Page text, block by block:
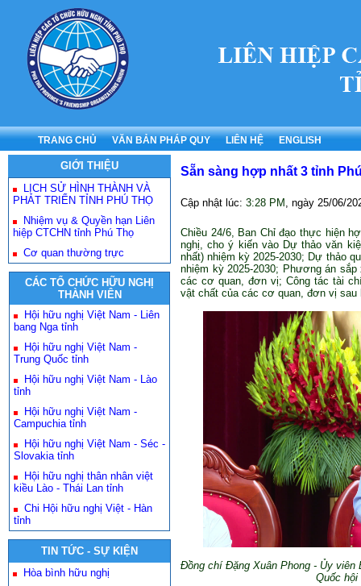
TRANG CHỦ VĂN BẢN PHÁP QUY LIÊN HỆ ENGLISH
GIỚI THIỆU
LỊCH SỬ HÌNH THÀNH VÀ
PHÁT TRIỂN TỈNH PHÚ THỌ
Nhiệm vụ & Quyền hạn Liên
hiệp CTCHN tỉnh Phú Thọ
Cơ quan thường trực
CÁC TỔ CHỨC HỮU NGHỊ
THÀNH VIÊN
Hội hữu nghị Việt Nam - Liên
bang Nga tỉnh
Hội hữu nghị Việt Nam -
Trung Quốc tỉnh
Hội hữu nghị Việt Nam - Lào
tỉnh
Hội hữu nghị Việt Nam -
Campuchia tỉnh
Hội hữu nghị Việt Nam - Séc -
Slovakia tỉnh
Hội hữu nghị thân nhân việt
kiều Lào - Thái Lan tỉnh
Chi Hội hữu nghị Việt - Hàn
tỉnh
TIN TỨC - SỰ KIỆN
Hòa bình hữu nghị
Sẵn sàng hợp nhất 3 tỉnh
Cập nhật lúc: 3:28 PM , ngày 25/06/
Chiều 24/6, Ban Chỉ đạo thực hiện
nghị, cho ý kiến vào Dự thảo văn
nhất) nhiệm kỳ 2025-2030; Dự thảo
nhiệm kỳ 2025-2030; Phương án
các cơ quan, đơn vị; Công tác tài
vật chất của các cơ quan, đơn vị sau
Đồng chí Đặng Xuân Phong - Ủy
Quốc hội